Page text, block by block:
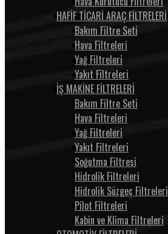
HAFİF TİCARİ ARAÇ FİLTRELERİ
Bakım Filtre Seti
Hava Filtreleri
Yağ Filtreleri
Yakıt Filtreleri
İŞ MAKİNE FİLTRELERİ
Bakım Filtre Seti
Hava Filtreleri
Yağ Filtreleri
Yakıt Filtreleri
Soğutma Filtresi
Hidrolik Filtreleri
Hidrolik Süzgeç Filtreleri
Pilot Filtreleri
Kabin ve Klima Filtreleri